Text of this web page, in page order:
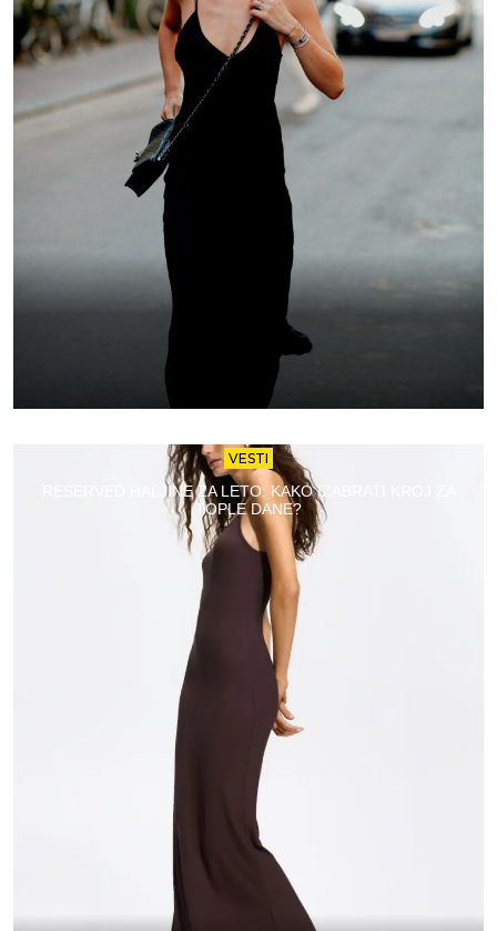
VESTI
RESERVED HALJINE ZA LETO: KAKO IZABRATI KROJ ZA
TOPLE DANE?